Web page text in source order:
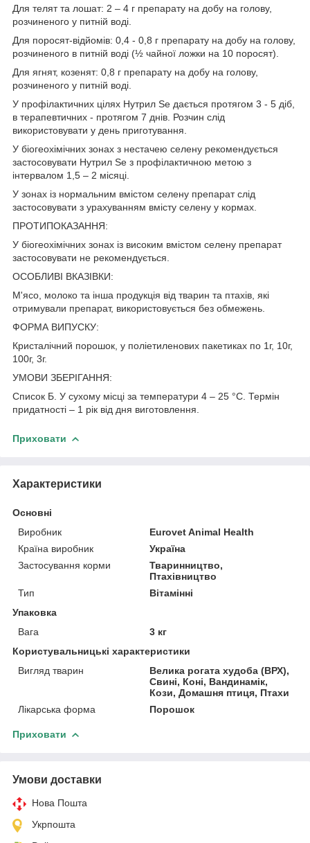
Для телят та лошат: 2 – 4 г препарату на добу на голову,
розчиненого у питній воді.
Для поросят-відйомів: 0,4 - 0,8 г препарату на добу на голову,
розчиненого в питній воді (½ чайної ложки на 10 поросят).
Для ягнят, козенят: 0,8 г препарату на добу на голову,
розчиненого у питній воді.
У профілактичних цілях Нутрил Se дається протягом 3 - 5 діб,
в терапевтичних - протягом 7 днів. Розчин слід
використовувати у день приготування.
У біогеохімічних зонах з нестачею селену рекомендується
застосовувати Нутрил Se з профілактичною метою з
інтервалом 1,5 – 2 місяці.
У зонах із нормальним вмістом селену препарат слід
застосовувати з урахуванням вмісту селену у кормах.
ПРОТИПОКАЗАННЯ:
У біогеохімічних зонах із високим вмістом селену препарат
застосовувати не рекомендується.
ОСОБЛИВІ ВКАЗІВКИ:
М'ясо, молоко та інша продукція від тварин та птахів, які
отримували препарат, використовується без обмежень.
ФОРМА ВИПУСКУ:
Кристалічний порошок, у поліетиленових пакетиках по 1г, 10г,
100г, 3г.
УМОВИ ЗБЕРІГАННЯ:
Список Б. У сухому місці за температури 4 – 25 °С. Термін
придатності – 1 рік від дня виготовлення.
Приховати
Характеристики
Основні
Виробник
Eurovet Animal Health
Країна виробник
Україна
Застосування корми
Тваринництво,
Птахівництво
Тип
Вітамінні
Упаковка
Вага
3 кг
Користувальницькі характеристики
Вигляд тварин
Велика рогата худоба (ВРХ),
Свині, Коні, Вандинамік,
Кози, Домашня птиця, Птахи
Лікарська форма
Порошок
Приховати
Умови доставки
Нова Пошта
Укрпошта